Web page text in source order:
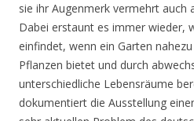
sie ihr Augenmerk vermehrt auch
Dabei erstaunt es immer wieder,
einfindet, wenn ein Garten
Pflanzen bietet und durch
unterschiedliche Lebensräume
dokumentiert die Ausstellung